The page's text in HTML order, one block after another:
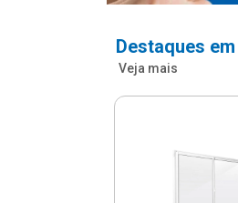
Destaques
Veja mais